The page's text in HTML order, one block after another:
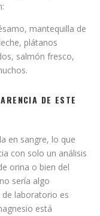
mantequilla de
plátanos
salmón fresco,
DE ESTE
en sangre, lo que
con solo un análisis
orina o bien del
sería algo
laboratorio es
está